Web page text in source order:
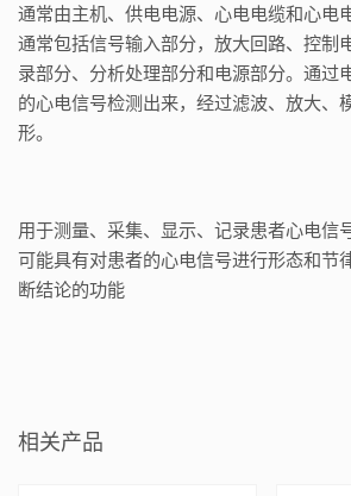
通常由主机、供电电源、心电电缆和心电
通常包括信号输入部分，放大回路、控制
录部分、分析处理部分和电源部分。通过
的心电信号检测出来，经过滤波、放大、
形。
用于测量、采集、显示、记录患者心电信
可能具有对患者的心电信号进行形态和节
断结论的功能
相关产品